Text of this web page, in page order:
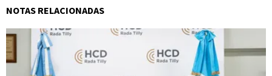
NOTAS RELACIONADAS